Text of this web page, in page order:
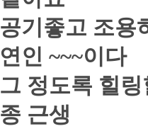
공기좋고 조용
연인 ~~~이다
그 정도록 힐
종 근생